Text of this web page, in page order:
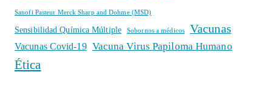
Sanofi Pasteur Merck Sharp and Dohme (MSD)
Sensibilidad Química Múltiple Sobornos a médicos Vacunas
Vacunas Covid-19 Vacuna Virus Papiloma Humano
Ética